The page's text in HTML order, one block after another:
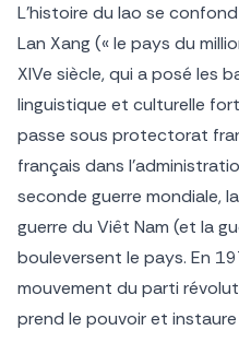
L’histoire du lao se
Lan Xang (« le pays du
XIVe siècle, qui a posé les
linguistique et culturelle
passe sous protectorat
français dans
seconde guerre mondiale,
guerre du Viêt Nam (et la
bouleversent le pays. En
mouvement du parti
prend le pouvoir et